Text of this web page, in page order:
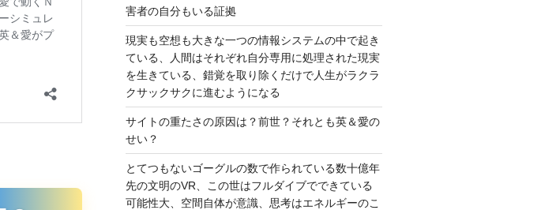
害者の自分もいる証拠
現実も空想も大きな一つの情報システムの中で起き
ている、人間はそれぞれ自分専用に処理された現実
を生きている、錯覚を取り除くだけで人生がラクラ
クサックサクに進むようになる
サイトの重たさの原因は？前世？それとも英＆愛の
せい？
とてつもないゴーグルの数で作られている数十億年
先の文明のVR、この世はフルダイブでできている
可能性大、空間自体が意識、思考はエネルギーのこ